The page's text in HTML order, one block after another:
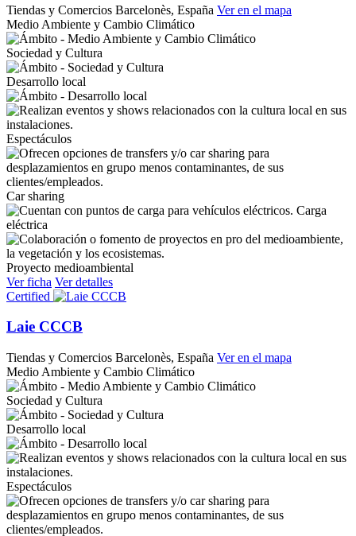
Tiendas y Comercios Barcelonès, España Ver en el mapa
Medio Ambiente y Cambio Climático
Sociedad y Cultura
Desarrollo local
Espectáculos
Car sharing
Carga
eléctrica
Proyecto medioambiental
Ver ficha Ver detalles
Certified
Laie CCCB
Tiendas y Comercios Barcelonès, España Ver en el mapa
Medio Ambiente y Cambio Climático
Sociedad y Cultura
Desarrollo local
Espectáculos